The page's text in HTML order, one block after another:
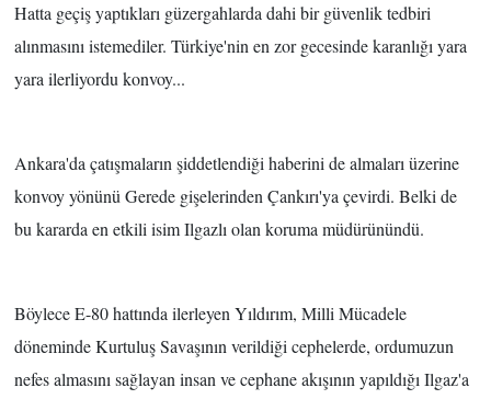
Hatta geçiş yaptıkları güzergahlarda dahi bir güvenlik tedbiri
alınmasını istemediler. Türkiye'nin en zor gecesinde karanlığı yara
yara ilerliyordu konvoy...
Ankara'da çatışmaların şiddetlendiği haberini de almaları üzerine
konvoy yönünü Gerede gişelerinden Çankırı'ya çevirdi. Belki de
bu kararda en etkili isim Ilgazlı olan koruma müdürünündü.
BöyleceE-80 hattında ilerleyen Yıldırım, Milli Mücadele
döneminde Kurtuluş Savaşının verildiği cephelerde, ordumuzun
nefes almasını sağlayan insan ve cephane akışının yapıldığı Ilgaz'a